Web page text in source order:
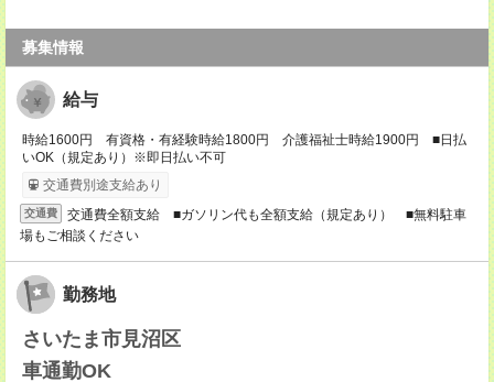
募集情報
給与
時給1600円 有資格・有経験時給1800円 介護福祉士時給1900円 ■日払
いOK（規定あり）※即日払い不可
交通費別途支給あり
交通費
交通費全額支給 ■ガソリン代も全額支給（規定あり） ■無料駐車
場もご相談ください
勤務地
さいたま市見沼区
車通勤OK